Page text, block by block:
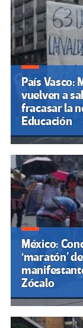
País Vasco:
vuelven a
fracasar la
Educación
México:
‘maratón’
Zócalo